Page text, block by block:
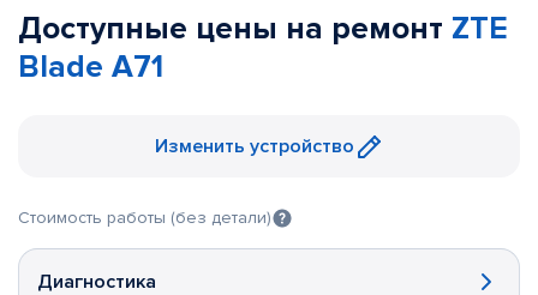
Доступные цены на ремонт ZTE
Blade A71
Изменить устройство
Стоимость работы (без детали)
Диагностика